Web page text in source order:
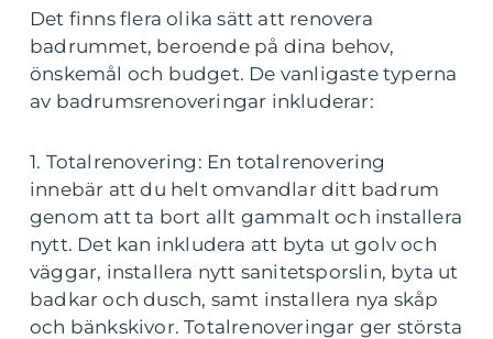
Det finns flera olika sätt att renovera
badrummet, beroende på dina behov,
önskemål och budget. De vanligaste typerna
av badrumsrenoveringar inkluderar:
1. Totalrenovering: En totalrenovering
innebär att du helt omvandlar ditt badrum
genom att ta bort allt gammalt och installera
nytt. Det kan inkludera att byta ut golv och
väggar, installera nytt sanitetsporslin, byta ut
badkar och dusch, samt installera nya skåp
och bänkskivor. Totalrenoveringar ger största